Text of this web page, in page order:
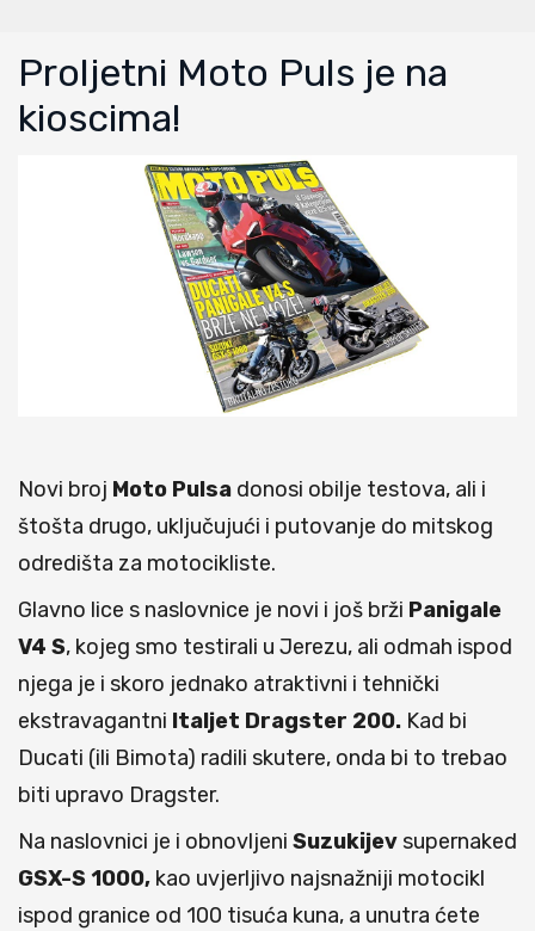
Proljetni Moto Puls je na
kioscima!
Novi broj Moto Pulsa donosi obilje testova, ali i
štošta drugo, uključujući i putovanje do mitskog
odredišta za motocikliste.
Glavno lice s naslovnice je novi i još brži Panigale
V4 S, kojeg smo testirali u Jerezu, ali odmah ispod
njega je i skoro jednako atraktivni i tehnički
ekstravagantni Italjet Dragster 200. Kad bi
Ducati (ili Bimota) radili skutere, onda bi to trebao
biti upravo Dragster.
Na naslovnici je i obnovljeni Suzukijevsupernaked
GSX-S 1000, kao uvjerljivo najsnažniji motocikl
ispod granice od 100 tisuća kuna, a unutra ćete